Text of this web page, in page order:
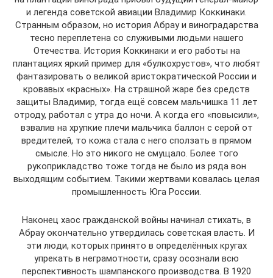
и легенда советской авиации Владимир Коккинаки.
Странным образом, но история Абрау и виноградарства
тесно переплетена со служивыми людьми нашего
Отечества. История Коккинаки и его работы на
плантациях яркий пример для «булкохрустов», что любят
фантазировать о великой аристократической России и
кровавых «красных». На страшной жаре без средств
защиты Владимир, тогда ещё совсем мальчишка 11 лет
отроду, работал с утра до ночи. А когда его «повысили»,
взвалив на хрупкие плечи мальчика баллон с серой от
вредителей, то кожа стала с него сползать в прямом
смысле. Но это никого не смущало. Более того
рукоприкладство тоже тогда не было из ряда вон
выходящим событием. Такими жертвами ковалась целая
промышленность Юга России.
Наконец хаос гражданской войны начинал стихать, в
Абрау окончательно утвердилась советская власть. И
эти люди, которых принято в определённых кругах
упрекать в неграмотности, сразу осознали всю
перспективность шампанского производства. В 1920